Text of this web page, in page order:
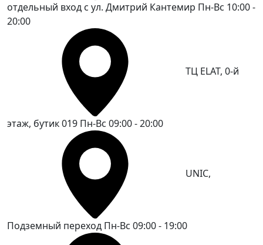
отдельный вход с ул. Дмитрий Кантемир Пн-Вс 10:00 -
20:00
ТЦ ELAT, 0-й
этаж, бутик 019 Пн-Вс 09:00 - 20:00
UNIC,
Подземный переход Пн-Вс 09:00 - 19:00